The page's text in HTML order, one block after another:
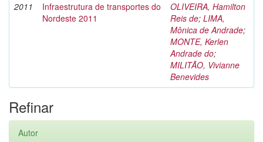
2011
Infraestrutura de transportes do
Nordeste 2011
OLIVEIRA, Hamilton
Reis de; LIMA,
Mônica de Andrade;
MONTE, Kerlen
Andrade do;
MILITÃO, Vivianne
Benevides
Refinar
Autor